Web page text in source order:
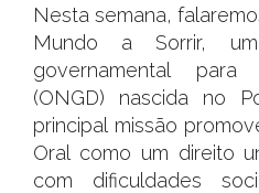
Nesta semana,
Mundo a Sorrir,
governamental
(ONGD) nascida no
principal missão
Oral como um direito
com dificuldades